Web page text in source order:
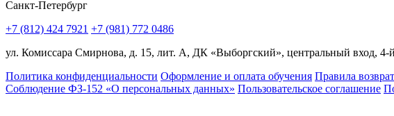
Санкт-Петербург
+7 (812) 424 7921 +7 (981) 772 0486
ул. Комиссара Смирнова, д. 15, лит. А, ДК «Выборгский», центральный вход, 4-
Политика конфиденциальности Оформление и оплата обучения Правила
Соблюдение ФЗ-152 «О персональ­ных данных» Пользовательское соглашение